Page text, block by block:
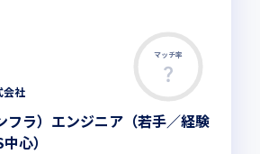
マッチ率
会社
フラ）エンジニア（若手／経験
心）